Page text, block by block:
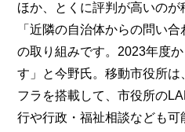
ほか、とくに評判が高いのが
「近隣の自治体からの問い
の取り組みです。2023年度
す」と今野氏。移動市役所
フラを搭載して、市役所の
行や行政・福祉相談なども可